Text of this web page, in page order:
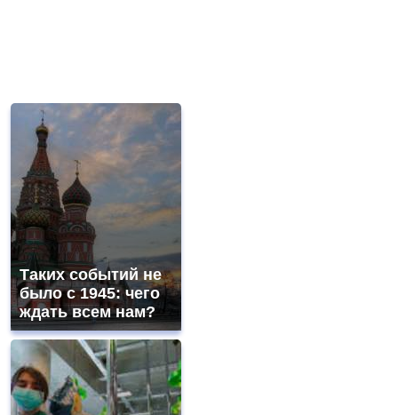
Таких событий не
было с 1945: чего
ждать всем нам?